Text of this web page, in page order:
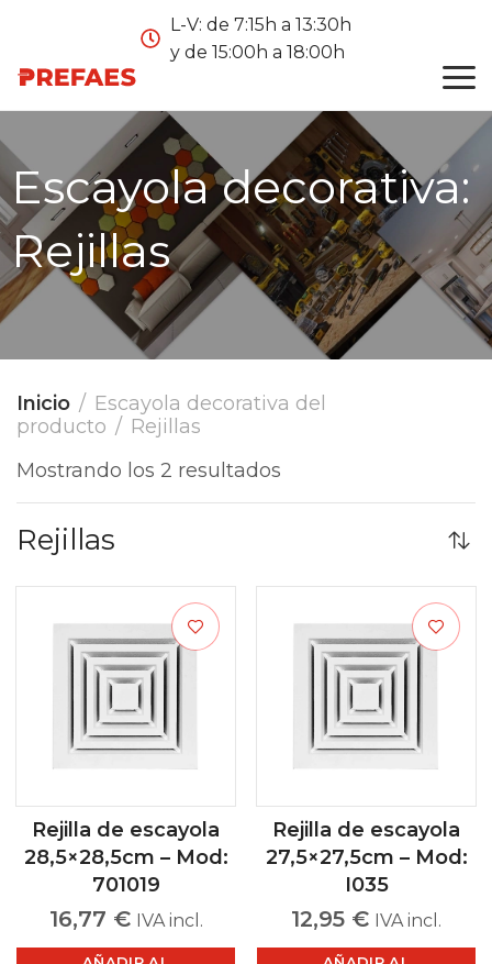
L-V: de 7:15h a 13:30h
y de 15:00h a 18:00h
Escayola decorativa:
Rejillas
Inicio
Escayola decorativa del
producto
Rejillas
Mostrando los 2 resultados
Rejillas
Rejilla de escayola
28,5×28,5cm – Mod:
701019
16,77 € IVA incl.
Rejilla de escayola
27,5×27,5cm – Mod:
I035
12,95 € IVA incl.